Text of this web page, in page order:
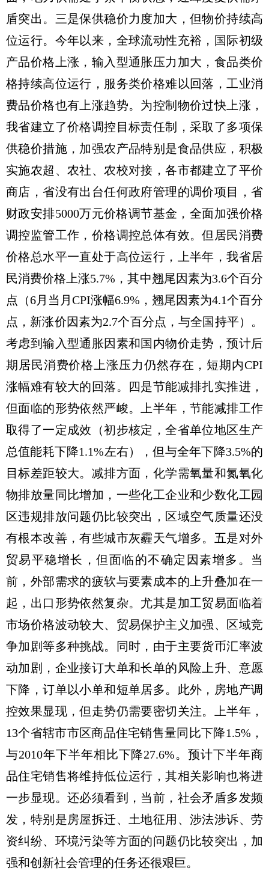
盾突出。三是保供稳价力度加大，但物价持续高
位运行。今年以来，全球流动性充裕，国际初级
产品价格上涨，输入型通胀压力加大，食品类价
格持续高位运行，服务类价格难以回落，工业消
费品价格也有上涨趋势。为控制物价过快上涨，
我省建立了价格调控目标责任制，采取了多项保
供稳价措施，加强农产品特别是食品供应，积极
实施农超、农社、农校对接，各市都建立了平价
商店，省没有出台任何政府管理的调价项目，省
财政安排5000万元价格调节基金，全面加强价格
调控监管工作，价格调控总体有效。但居民消费
价格总水平一直处于高位运行，上半年，我省居
民消费价格上涨5.7%，其中翘尾因素为3.6个百分
点（6月当月CPI涨幅6.9%，翘尾因素为4.1个百分
点，新涨价因素为2.7个百分点，与全国持平）。
考虑到输入型通胀因素和国内物价走势，预计后
期居民消费价格上涨压力仍然存在，短期内CPI
涨幅难有较大的回落。四是节能减排扎实推进，
但面临的形势依然严峻。上半年，节能减排工作
取得了一定成效（初步核定，全省单位地区生产
总值能耗下降1.1%左右），但与全年下降3.5%的
目标差距较大。减排方面，化学需氧量和氮氧化
物排放量同比增加，一些化工企业和少数化工园
区违规排放问题仍比较突出，区域空气质量还没
有根本改善，有些城市灰霾天气增多。五是对外
贸易平稳增长，但面临的不确定因素增多。当
前，外部需求的疲软与要素成本的上升叠加在一
起，出口形势依然复杂。尤其是加工贸易面临着
市场价格波动较大、贸易保护主义加强、区域竞
争加剧等多种挑战。同时，由于主要货币汇率波
动加剧，企业接订大单和长单的风险上升、意愿
下降，订单以小单和短单居多。此外，房地产调
控效果显现，但走势仍需要密切关注。上半年，
13个省辖市市区商品住宅销售量同比下降1.5%，
与2010年下半年相比下降27.6%。预计下半年商
品住宅销售将维持低位运行，其相关影响也将进
一步显现。还必须看到，当前，社会矛盾多发频
发，特别是房屋拆迁、土地征用、涉法涉诉、劳
资纠纷、环境污染等方面的问题仍比较突出，加
强和创新社会管理的任务还很艰巨。